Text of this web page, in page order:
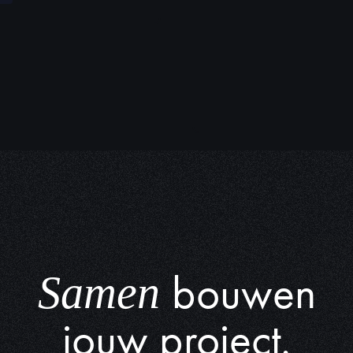
Samen bouwen
jouw project.